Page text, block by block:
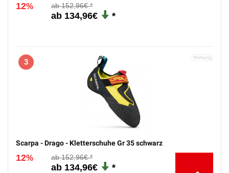
12% 152,96€
134,96€
3
Scarpa - Drago - Kletterschuhe Gr 35 schwarz
12% 152,96€
134,96€